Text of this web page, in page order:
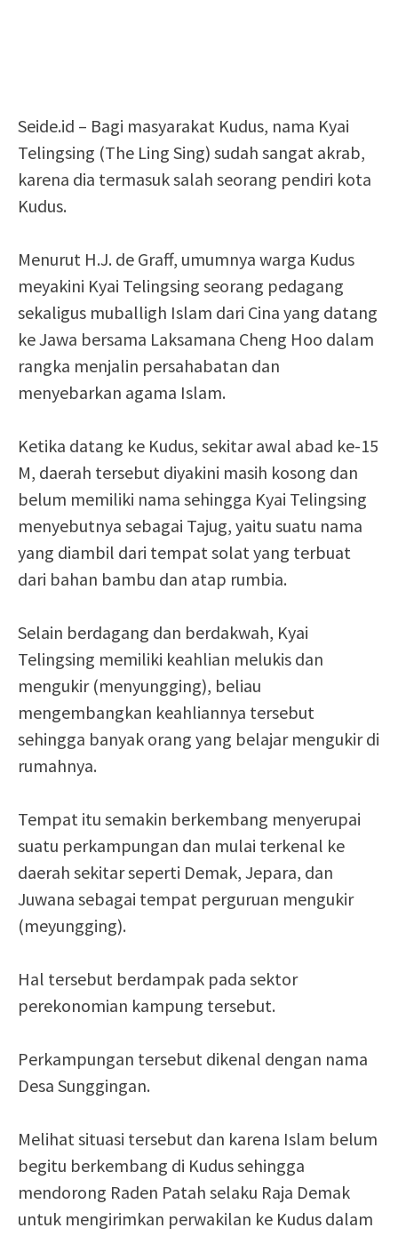
Seide.id – Bagi masyarakat Kudus, nama Kyai
Telingsing (The Ling Sing) sudah sangat akrab,
karena dia termasuk salah seorang pendiri kota
Kudus.
Menurut H.J. de Graff, umumnya warga Kudus
meyakini Kyai Telingsing seorang pedagang
sekaligus muballigh Islam dari Cina yang datang
ke Jawa bersama Laksamana Cheng Hoo dalam
rangka menjalin persahabatan dan
menyebarkan agama Islam.
Ketika datang ke Kudus, sekitar awal abad ke-15
M, daerah tersebut diyakini masih kosong dan
belum memiliki nama sehingga Kyai Telingsing
menyebutnya sebagai Tajug, yaitu suatu nama
yang diambil dari tempat solat yang terbuat
dari bahan bambu dan atap rumbia.
Selain berdagang dan berdakwah, Kyai
Telingsing memiliki keahlian melukis dan
mengukir (menyungging), beliau
mengembangkan keahliannya tersebut
sehingga banyak orang yang belajar mengukir di
rumahnya.
Tempat itu semakin berkembang menyerupai
suatu perkampungan dan mulai terkenal ke
daerah sekitar seperti Demak, Jepara, dan
Juwana sebagai tempat perguruan mengukir
(meyungging).
Hal tersebut berdampak pada sektor
perekonomian kampung tersebut.
Perkampungan tersebut dikenal dengan nama
Desa Sunggingan.
Melihat situasi tersebut dan karena Islam belum
begitu berkembang di Kudus sehingga
mendorong Raden Patah selaku Raja Demak
untuk mengirimkan perwakilan ke Kudus dalam